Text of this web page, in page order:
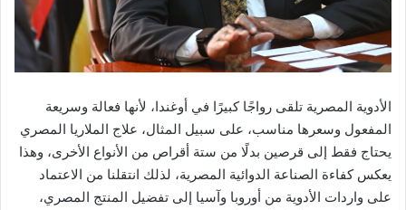
الأدوية المصرية تلقى رواجًا كبيرًا في أوغندا، لأنها فعالة وسريعة
المفعول وسعرها مناسب، على سبيل المثال، علاج الملاريا المصري
يحتاج فقط إلى قرصين بدلًا من ستة أقراص من الأنواع الأخرى، وهذا
يعكس كفاءة الصناعة الدوائية المصرية، لذلك انتقلنا من الاعتماد
على واردات الأدوية من أوروبا وآسيا إلى تفضيل المنتج المصري،